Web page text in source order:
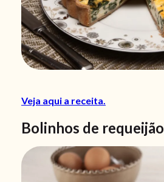
Veja aqui a receita.
Bolinhos de requeijão